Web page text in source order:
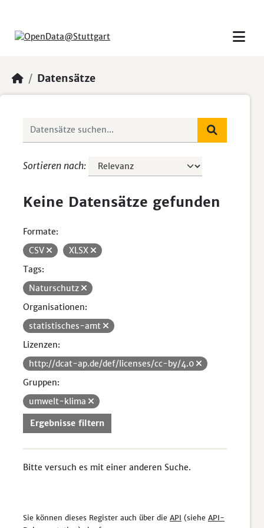
Datensätze
Sortieren nach
Keine Datensätze gefunden
Formate:
CSV
XLSX
Tags:
Naturschutz
Organisationen:
statistisches-amt
Lizenzen:
http://dcat-ap.de/def/licenses/cc-by/4.0
Gruppen:
umwelt-klima
Ergebnisse filtern
Bitte versuch es mit einer anderen Suche.
Sie können dieses Register auch über die API (siehe API-